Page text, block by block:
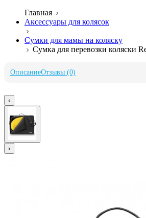
Главная
Аксессуары для колясок
Сумки для мамы на коляску
Сумка для перевозки коляски
ОписаниеОтзывы (0)
‹
›